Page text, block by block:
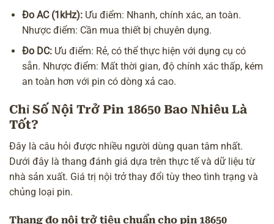
Đo AC (1kHz): Ưu điểm: Nhanh, chính xác, an toàn.
Nhược điểm: Cần mua thiết bị chuyên dụng.
Đo DC: Ưu điểm: Rẻ, có thể thực hiện với dụng cụ có
sẵn. Nhược điểm: Mất thời gian, độ chính xác thấp, kém
an toàn hơn với pin có dòng xả cao.
Chỉ Số Nội Trở Pin 18650 Bao Nhiêu Là
Tốt?
Đây là câu hỏi được nhiều người dùng quan tâm nhất.
Dưới đây là thang đánh giá dựa trên thực tế và dữ liệu từ
nhà sản xuất. Giá trị nội trở thay đổi tùy theo tình trạng và
chủng loại pin.
Thang đo nội trở tiêu chuẩn cho pin 18650